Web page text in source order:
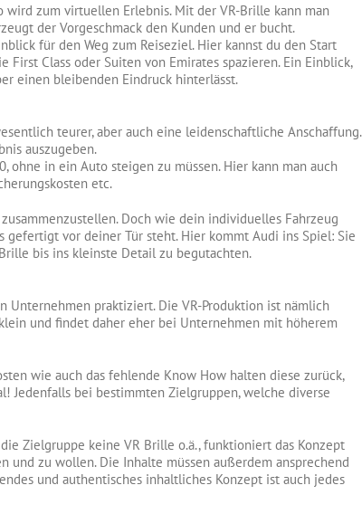
wird zum virtuellen Erlebnis. Mit der VR-Brille kann man
der Vorgeschmack den Kunden und er bucht.
für den Weg zum Reiseziel. Hier kannst du den Start
Class oder Suiten von Emirates spazieren. Ein Einblick,
einen bleibenden Eindruck hinterlässt.
teurer, aber auch eine leidenschaftliche Anschaffung.
auszugeben.
ohne in ein Auto steigen zu müssen. Hier kann man auch
etc.
Doch wie dein individuelles Fahrzeug
gefertigt vor deiner Tür steht. Hier kommt Audi ins Spiel: Sie
bis ins kleinste Detail zu begutachten.
praktiziert. Die VR-Produktion ist nämlich
und findet daher eher bei Unternehmen mit höherem
wie auch das fehlende Know How halten diese zurück,
Jedenfalls bei bestimmten Zielgruppen, welche diverse
Zielgruppe keine VR Brille o.ä., funktioniert das Konzept
und zu wollen. Die Inhalte müssen außerdem ansprechend
und authentisches inhaltliches Konzept ist auch jedes